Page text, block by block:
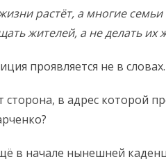
растёт, а многие
жителей, а не делать их
проявляется не в
сторона, в адрес которой
в начале нынешней